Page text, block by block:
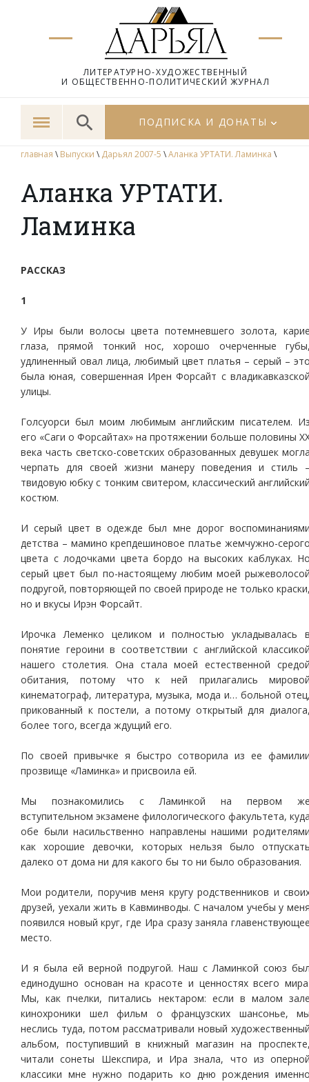
ЛИТЕРАТУРНО-ХУДОЖЕСТВЕННЫЙ
И ОБЩЕСТВЕННО-ПОЛИТИЧЕСКИЙ ЖУРНАЛ
ПОДПИСКА И ДОНАТЫ
главная \ Выпуски \ Дарьял 2007-5 \Аланка УРТАТИ. Ламинка \
Аланка УРТАТИ.
Ламинка
РАССКАЗ
1
У Иры были волосы цвета потемневшего золота,
глаза, прямой тонкий нос, хорошо очерченные
удлиненный овал лица, любимый цвет платья – серый –
была юная, совершенная Ирен Форсайт с
улицы.
Голсуорси был моим любимым английским писателем.
его «Саги о Форсайтах» на протяжении больше половины
века часть светско-советских образованных девушек
черпать для своей жизни манеру поведения и стиль
твидовую юбку с тонким свитером, классический
костюм.
И серый цвет в одежде был мне дорог
детства – мамино крепдешиновое платье жемчужно-
цвета с лодочками цвета бордо на высоких каблуках.
серый цвет был по-настоящему любим моей
подругой, повторяющей по своей природе не только
но и вкусы Ирэн Форсайт.
Ирочка Леменко целиком и полностью укладывалась
понятие героини в соответствии с английской
нашего столетия. Она стала моей естественной
обитания, потому что к ней прилагались
кинематограф, литература, музыка, мода и… больной
прикованный к постели, а потому открытый для
более того, всегда ждущий его.
По своей привычке я быстро сотворила из ее
прозвище «Ламинка» и присвоила ей.
Мы познакомились с Ламинкой на первом
вступительном экзамене филологического факультета,
обе были насильственно направлены нашими
как хорошие девочки, которых нельзя было
далеко от дома ни для какого бы то ни было образования.
Мои родители, поручив меня кругу родственников и
друзей, уехали жить в Кавминводы. С началом учебы у
появился новый круг, где Ира сразу заняла
место.
И я была ей верной подругой. Наш с Ламинкой союз
единодушно основан на красоте и ценностях всего
Мы, как пчелки, питались нектаром: если в малом
кинохроники шел фильм о французских шансонье,
неслись туда, потом рассматривали новый
альбом, поступивший в книжный магазин на
читали сонеты Шекспира, и Ира знала, что из
классики мне нужно подарить ко дню рождения